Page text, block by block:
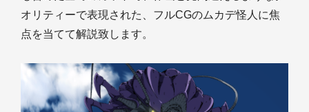
オリティーで表現された、フルCGのムカデ怪人に焦
点を当てて解説致します。